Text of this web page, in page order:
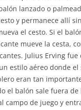
lanzado o
y permanece allí
el cesto. Si el
mueve la cesta,
Julius Erving fue
estilo aéreo donde el
eran tan
el balón sale fuera de
campo de juego y